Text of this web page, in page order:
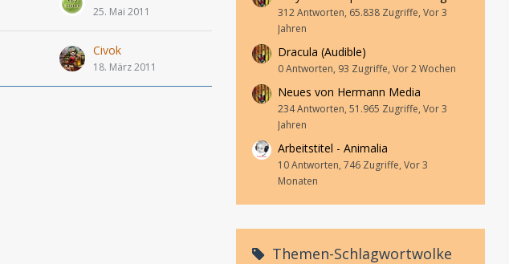
25. Mai 2011
Civok
18. März 2011
312 Antworten, 65.838 Zugriffe, Vor 3
Jahren
Dracula (Audible)
0 Antworten, 93 Zugriffe, Vor 2 Wochen
Neues von Hermann Media
234 Antworten, 51.965 Zugriffe, Vor 3
Jahren
Arbeitstitel - Animalia
10 Antworten, 746 Zugriffe, Vor 3
Monaten
Themen-Schlagwortwolke